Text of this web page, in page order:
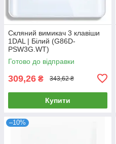
Скляний вимикач 3 клавіши
1DAL | Білий (G86D-
PSW3G.WT)
Готово до відправки
309,26 ₴ 343,62 ₴
Купити
–10%